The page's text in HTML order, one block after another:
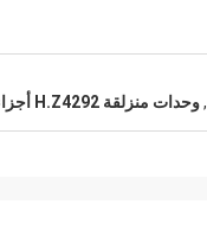
,وحدات منزلقة H.Z4292 أجزاء القالب